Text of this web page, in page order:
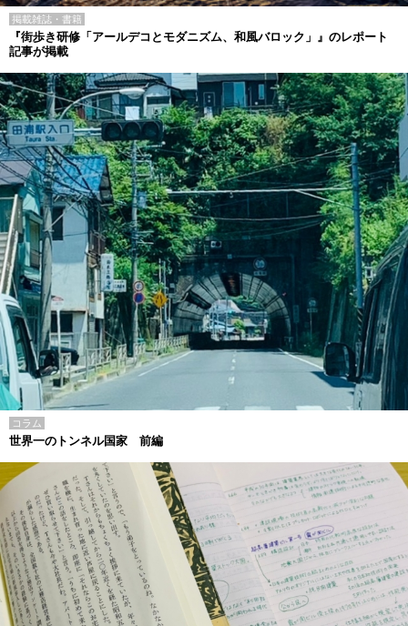
掲載雑誌・書籍
『街歩き研修「アールデコとモダニズム、和風バロック」』のレポート
記事が掲載
コラム
世界一のトンネル国家 前編